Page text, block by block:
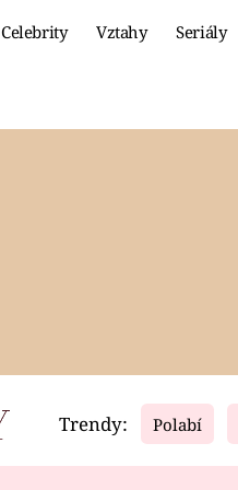
Celebrity Vztahy Seriály
Video
Trendy: Polabí